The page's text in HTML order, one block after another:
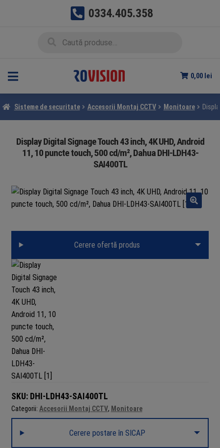
0334.405.358
0,00 lei
Sisteme de securitate Accesorii Montaj CCTV Monitoare
Display Digital Signage Touch 43 inch, 4K UHD, Android
11, 10 puncte touch, 500 cd/m², Dahua DHI-LDH43-
SAI400TL
Cerere ofertă produs
SKU: DHI-LDH43-SAI400TL
Categorii: Accesorii Montaj CCTV, Monitoare
Cerere postare în SICAP